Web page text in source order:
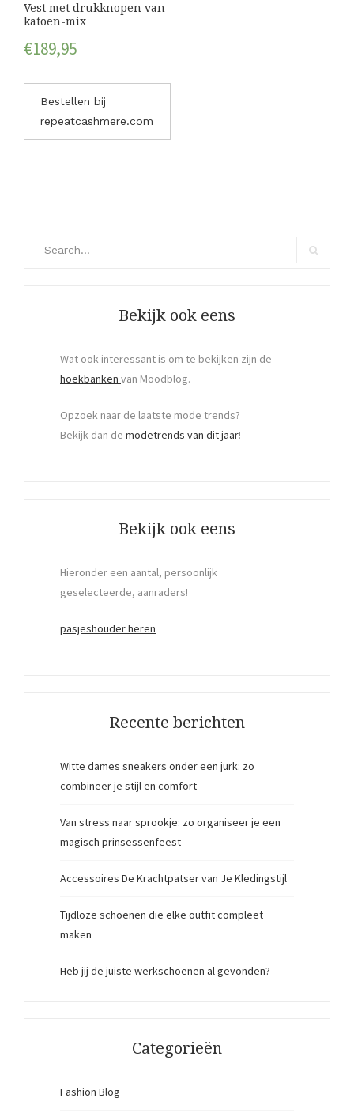
Vest met drukknopen van
katoen-mix
€189,95
Bestellen bij
repeatcashmere.com
Bekijk ook eens
Wat ook interessant is om te bekijken zijn de
hoekbanken van Moodblog.
Opzoek naar de laatste mode trends?
Bekijk dan de modetrends van dit jaar!
Bekijk ook eens
Hieronder een aantal, persoonlijk
geselecteerde, aanraders!
pasjeshouder heren
Recente berichten
Witte dames sneakers onder een jurk: zo
combineer je stijl en comfort
Van stress naar sprookje: zo organiseer je een
magisch prinsessenfeest
Accessoires De Krachtpatser van Je Kledingstijl
Tijdloze schoenen die elke outfit compleet
maken
Heb jij de juiste werkschoenen al gevonden?
Categorieën
Fashion Blog